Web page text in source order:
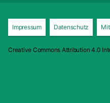
Impressum Datenschutz
Creative Commons Attribution 4.0